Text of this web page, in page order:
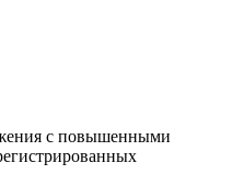
с повышенными